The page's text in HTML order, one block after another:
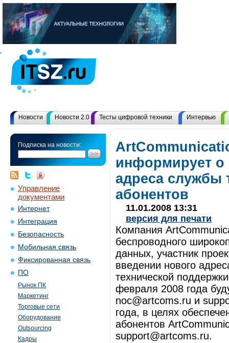
Новости Новости 2.0 Тесты цифровой техники Интервью
Подписка на новости:
Управление
документами
Интернет
Интеграция
Безопасность
Мобильная связь
Фиксированная связь
ПО
Рынок ПК
Маркетинг
Торговые сети
Оборудование
Outsourcing
Кадры
информирует о
адреса службы
абонентов
11.01.2008 13:31
версия для печати
Компания
беспроводного
данных, участник
введении нового
технической
февраля 2008 года
noc@artcoms.ru и
года, в целях
абонентов
support@artcoms.ru.